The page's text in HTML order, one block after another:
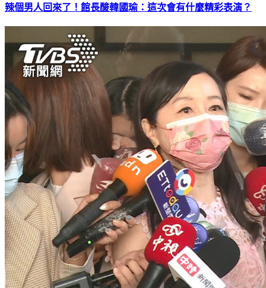
辣個男人回來了！館長酸韓國瑜：這次會有什麼精彩表演？